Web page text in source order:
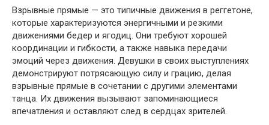
Взрывные прямые — это типичные движения в реггетоне,
которые характеризуются энергичными и резкими
движениями бедер и ягодиц. Они требуют хорошей
координации и гибкости, а также навыка передачи
эмоций через движения. Девушки в своих выступлениях
демонстрируют потрясающую силу и грацию, делая
взрывные прямые в сочетании с другими элементами
танца. Их движения вызывают запоминающиеся
впечатления и оставляют след в сердцах зрителей.